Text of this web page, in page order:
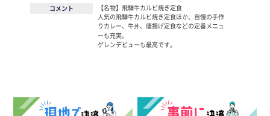
コメント
【名物】飛騨牛カルビ焼き定食
人気の飛騨牛カルビ焼き定食ほか、自慢の手作
りカレー、牛丼、唐揚げ定食などの定番メニュ
ーも充実。
ゲレンデビューも最高です。